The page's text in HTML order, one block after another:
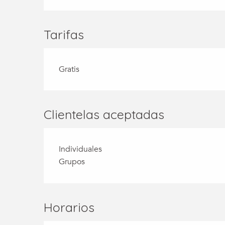
Tarifas
Gratis
Clientelas aceptadas
Individuales
Grupos
Horarios